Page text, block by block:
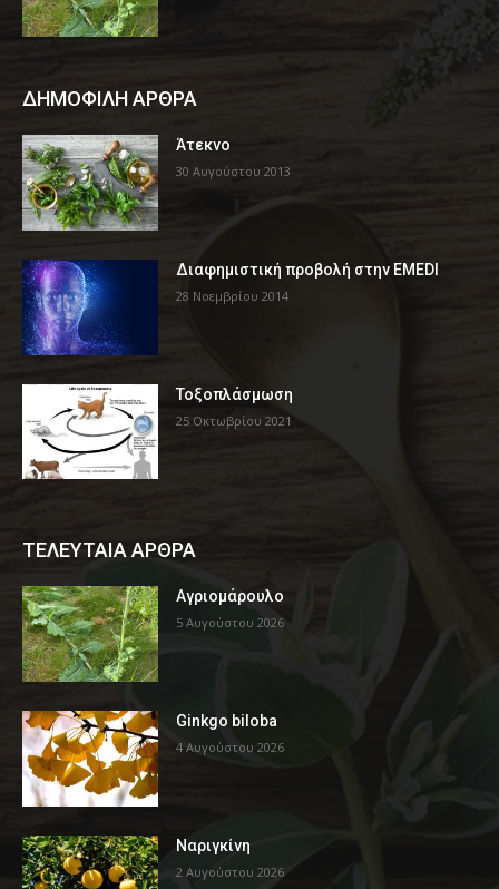
ΔΗΜΟΦΙΛΗ ΑΡΘΡΑ
Άτεκνο
30 Αυγούστου 2013
Διαφημιστική προβολή στην EMEDI
28 Νοεμβρίου 2014
Τοξοπλάσμωση
25 Οκτωβρίου 2021
ΤΕΛΕΥΤΑΙΑ ΑΡΘΡΑ
Αγριομάρουλο
5 Αυγούστου 2026
Ginkgo biloba
4 Αυγούστου 2026
Ναριγκίνη
2 Αυγούστου 2026